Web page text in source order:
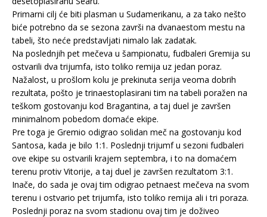
Primarni cilj će biti plasman u Sudamerikanu, a za tako nešto
biće potrebno da se sezona završi na dvanaestom mestu na
tabeli, što neće predstavljati nimalo lak zadatak.
Na poslednjih pet mečeva u šampionatu, fudbaleri Gremija su
ostvarili dva trijumfa, isto toliko remija uz jedan poraz.
Nažalost, u prošlom kolu je prekinuta serija veoma dobrih
rezultata, pošto je trinaestoplasirani tim na tabeli poražen na
teškom gostovanju kod Bragantina, a taj duel je završen
minimalnom pobedom domaće ekipe.
Pre toga je Gremio odigrao solidan meč na gostovanju kod
Santosa, kada je bilo 1:1. Poslednji trijumf u sezoni fudbaleri
ove ekipe su ostvarili krajem septembra, i to na domaćem
terenu protiv Vitorije, a taj duel je završen rezultatom 3:1.
Inače, do sada je ovaj tim odigrao petnaest mečeva na svom
terenu i ostvario pet trijumfa, isto toliko remija ali i tri poraza.
Poslednji poraz na svom stadionu ovaj tim je doživeo